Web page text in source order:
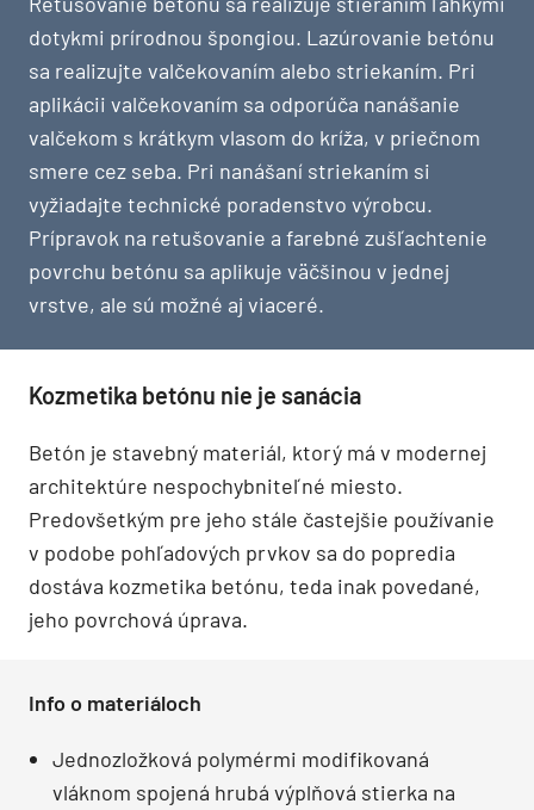
dotykmi prírodnou špongiou. Lazúrovanie betónu
sa realizujte valčekovaním alebo striekaním. Pri
aplikácii valčekovaním sa odporúča nanášanie
valčekom s krátkym vlasom do kríža, v priečnom
smere cez seba. Pri nanášaní striekaním si
vyžiadajte technické poradenstvo výrobcu.
Prípravok na retušovanie a farebné zušľachtenie
povrchu betónu sa aplikuje väčšinou v jednej
vrstve, ale sú možné aj viaceré.
Kozmetika betónu nie je sanácia
Betón je stavebný materiál, ktorý má v modernej
architektúre nespochybniteľné miesto.
Predovšetkým pre jeho stále častejšie používanie
v podobe pohľadových prvkov sa do popredia
dostáva kozmetika betónu, teda inak povedané,
jeho povrchová úprava.
Info o materiáloch
Jednozložková polymérmi modifikovaná
vláknom spojená hrubá výplňová stierka na